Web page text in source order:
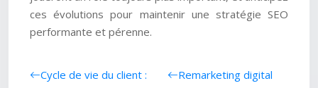
ces évolutions pour maintenir une stratégie SEO
performante et pérenne.
Cycle de vie du client :
Remarketing digital